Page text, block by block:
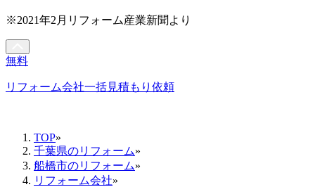
※2021年2月リフォーム産業新聞より
無料
リフォーム会社一括見積もり依頼
TOP»
千葉県のリフォーム»
船橋市のリフォーム»
リフォーム会社»